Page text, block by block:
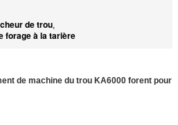
de trou,
forage à la tarière
de machine du trou KA6000 forent pour